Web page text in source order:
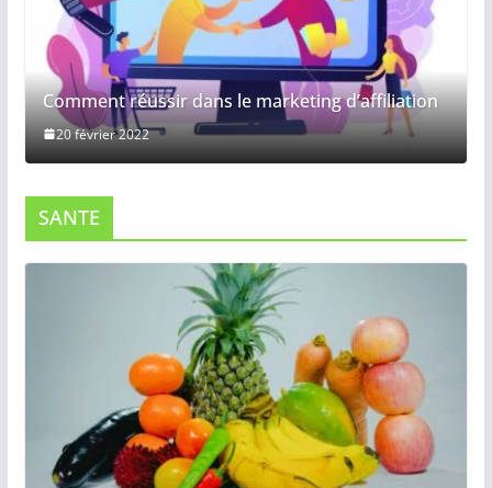
Comment réussir dans le marketing d’affiliation
20 février 2022
SANTE